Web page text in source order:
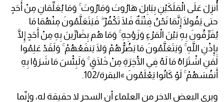
أُنزِلَ عَلَى الْمَلَكَيْنِ بِبَابِلَ هَارُوتَ وَمَارُوتَ ۚ وَمَا يُعَلِّمَانِ مِنْ أَحَدٍ
حتى يَقُولَا إِنَّمَا نَحْنُ فِتْنَةٌ فَلَا تَكْفُرْ ۖ فَيَتَعَلَّمُونَ مِنْهُمَا مَا
يُفَرِّقُونَ بِهِ بَيْنَ الْمَرْءِ وَزَوْجِهِ ۚ وَمَا هُم بِضَارِّينَ بِهِ مِنْ أَحَدٍ إِلَّا
بِإِذْنِ اللَّهِ ۚ وَيَتَعَلَّمُونَ مَا يَضُرُّهُمْ وَلَا يَنفَعُهُمْ ۚ وَلَقَدْ عَلِمُوا
لَمَنِ اشْتَرَاهُ مَا لَهُ فِي الْآخِرَةِ مِنْ خَلَاقٍ ۚ وَلَبِئْسَ مَا شَرَوْا بِهِ
أَنفُسَهُمْ ۚ لَوْ كَانُوا يَعْلَمُونَ »البقرة/102.
ويري البعض الاخر من العلماء أن السحر لا حقيقة له، وإنّما